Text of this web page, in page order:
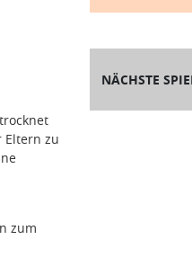
Eltern zu
zum
NÄCHSTE